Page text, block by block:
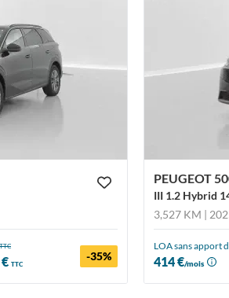
TTC
-35%
PEUGEOT
III 1.2 Hybrid
3,527 KM |
LOA sans apport
414 €/mois